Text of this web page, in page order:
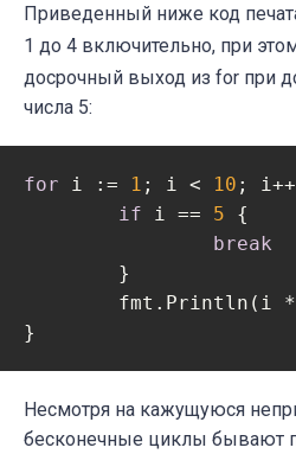
Приведенный ниже код
1 до 4 включительно, при
досрочный выход из for при
числа 5:
for i := 1 ; i < 10 ;
if i == 5 {
break
Несмотря на кажущуюся
бесконечные циклы бывают